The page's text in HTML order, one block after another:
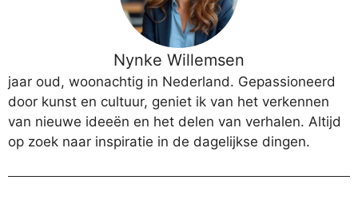
Nynke Willemsen
jaar oud, woonachtig in Nederland. Gepassioneerd
door kunst en cultuur, geniet ik van het verkennen
van nieuwe ideeën en het delen van verhalen. Altijd
op zoek naar inspiratie in de dagelijkse dingen.